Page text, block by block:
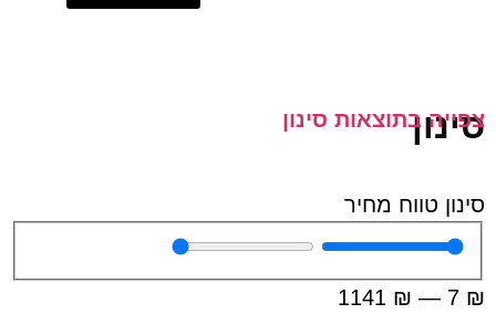
בתוצאות סינון
טווח מחיר
—
₪
1141